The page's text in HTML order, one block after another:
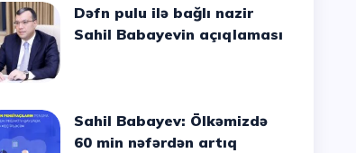
Dəfn pulu ilə bağlı nazir
Sahil Babayevin açıqlaması
Sahil Babayev: Ölkəmizdə
60 min nəfərdən artıq